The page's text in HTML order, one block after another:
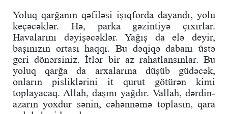
Yoluq qarğanın qəfiləsi işıqforda dayandı, yolu
keçəcəklər. Hə, parka gəzintiyə çıxırlar.
Havalarını dəyişəcəklər. Yağış da elə deyir,
başınızın ortası haqqı. Bu dəqiqə dabanı üstə
geri dönərsiniz. İtlər bir az rahatlansınlar. Bu
yoluq qarğa da arxalarına düşüb güdəcək,
onların pisliklərini it qurut götürən kimi
toplayacaq. Allah, daşını yağdır. Vallah, dərdin-
azarın yoxdur sənin, cəhənnəmə toplasın, qara